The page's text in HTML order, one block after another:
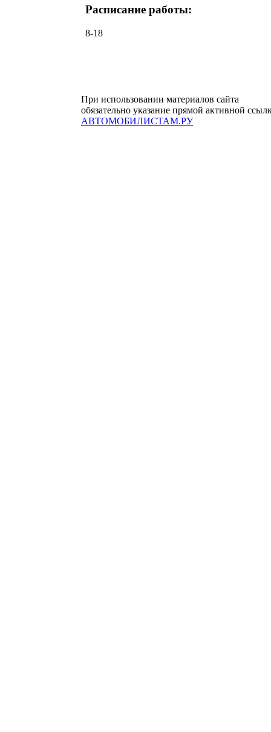
Расписание работы:
8-18
При использовании материалов сайта
обязательно указание прямой активной
АВТОМОБИЛИСТАМ.РУ